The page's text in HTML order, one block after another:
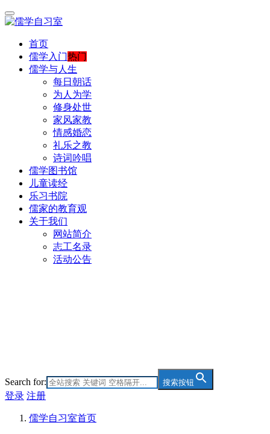
首页
儒学入门热门
儒学与人生
每日朝话
为人为学
修身处世
家风家教
情感婚恋
礼乐之教
诗词吟唱
儒学图书馆
儿童读经
乐习书院
儒家的教育观
关于我们
网站简介
志工名录
活动公告
Search for: 搜索按钮
登录 注册
儒学自习室首页